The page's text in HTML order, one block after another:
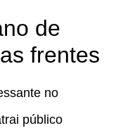
de
frentes
no
público